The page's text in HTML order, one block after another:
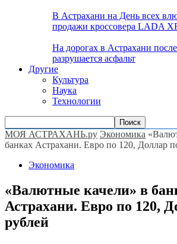
В Астрахани на День всех
продажи кроссовера LADA
На дорогах в Астрахани
разрушается асфальт
Другие
Культура
Наука
Технологии
МОЯ АСТРАХАНЬ.ру Экономика
банках Астрахани. Евро по 120, Доллар
Экономика
«Валютные качели» в
Астрахани. Евро по 120,
рублей